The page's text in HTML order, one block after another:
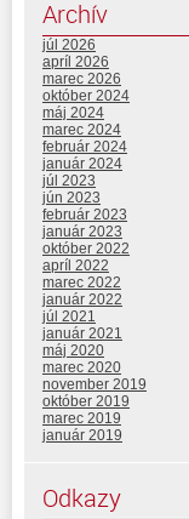
Archív
júl 2026
apríl 2026
marec 2026
október 2024
máj 2024
marec 2024
február 2024
január 2024
júl 2023
jún 2023
február 2023
január 2023
október 2022
apríl 2022
marec 2022
január 2022
júl 2021
január 2021
máj 2020
marec 2020
november 2019
október 2019
marec 2019
január 2019
Odkazy